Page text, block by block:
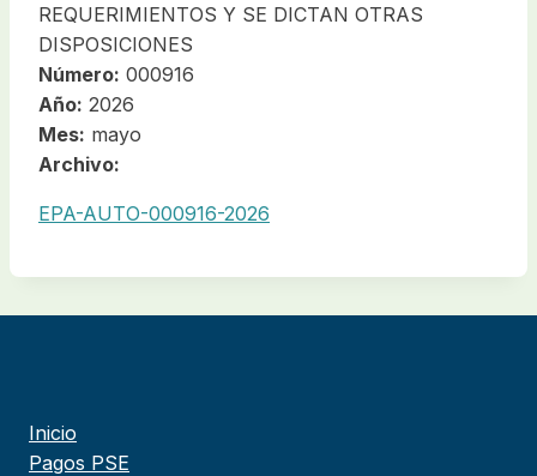
REQUERIMIENTOS Y SE DICTAN OTRAS
DISPOSICIONES
Número: 000916
Año: 2026
Mes: mayo
Archivo:
EPA-AUTO-000916-2026
Inicio
Pagos PSE